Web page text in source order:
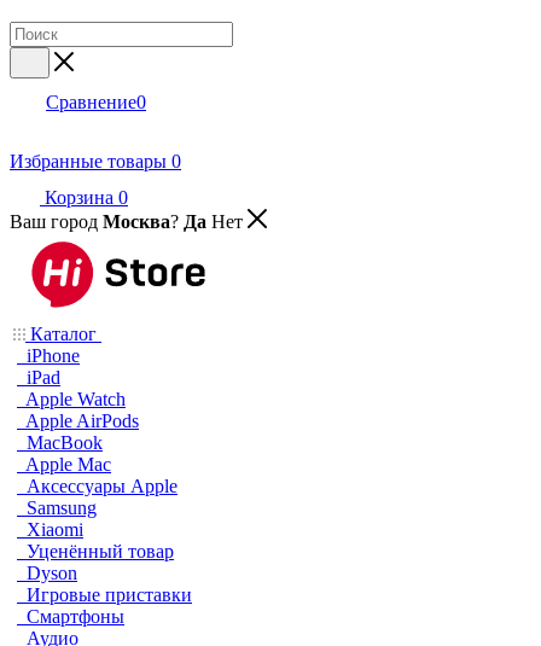
Сравнение0
Избранные товары 0
Корзина 0
Ваш город Москва? Да Нет
Каталог
iPhone
iPad
Apple Watch
Apple AirPods
MacBook
Apple Mac
Аксессуары Apple
Samsung
Xiaomi
Уценённый товар
Dyson
Игровые приставки
Смартфоны
Аудио